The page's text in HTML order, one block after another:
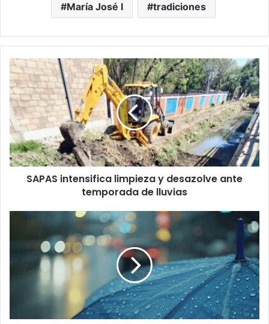
María José I tradiciones
SAPAS
intensifica
limpieza
y
desazolve
ante
temporada
de
lluvias
SAPAS intensifica limpieza y desazolve ante
temporada de lluvias
Guanajuato
superan
registros